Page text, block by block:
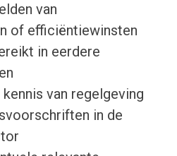
van
of efficiëntiewinsten
in eerdere
kennis van regelgeving
in de